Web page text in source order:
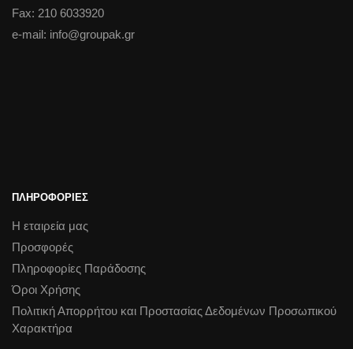
Fax: 210 6033920
e-mail: info@groupak.gr
ΠΛΗΡΟΦΟΡΙΕΣ
Η εταιρεία μας
Προσφορές
Πληροφορίες Παράδοσης
Όροι Χρήσης
Πολιτική Απορρήτου και Προστασίας Δεδομένων Προσωπικού
Χαρακτήρα